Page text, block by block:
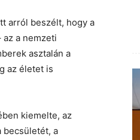
arról beszélt, hogy a
a nemzeti
asztalán a
az életet is
kiemelte, az
becsületét, a